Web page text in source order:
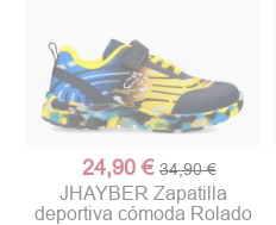
24,90 € 34,90 €
JHAYBER Zapatilla
deportiva cómoda Rolado